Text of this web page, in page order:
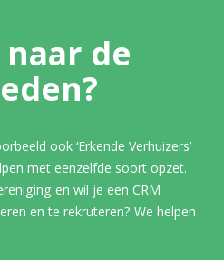
de
ook ‘Erkende Verhuizers’
met eenzelfde soort opzet.
en wil je een CRM
en te rekruteren? We helpen